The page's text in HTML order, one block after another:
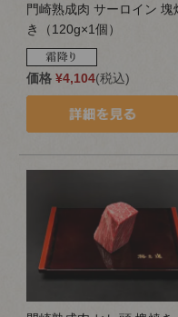
門崎熟成肉 サーロイン 塊
き（120g×1個）
価格 ¥4,104 税込